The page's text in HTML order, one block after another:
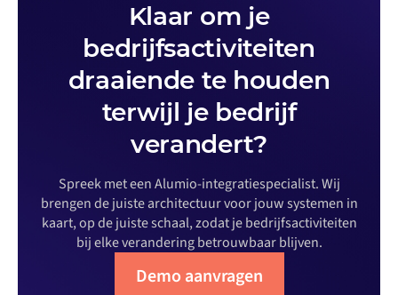
Klaar om je
bedrijfsactiviteiten
draaiende te houden
terwijl je bedrijf
verandert?
Spreek met een Alumio-integratiespecialist. Wij
brengen de juiste architectuur voor jouw systemen in
kaart, op de juiste schaal, zodat je bedrijfsactiviteiten
bij elke verandering betrouwbaar blijven.
Demo aanvragen